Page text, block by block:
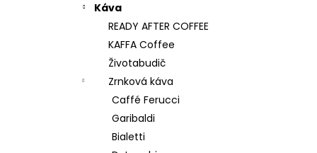
Káva
READY AFTER COFFEE
KAFFA Coffee
Životabudič
Zrnková káva
Caffé Ferucci
Garibaldi
Bialetti